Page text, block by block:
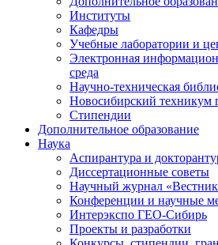
Институты
Кафедры
Учебные лаборатории и
Электронная
среда
Научно-техническая
Новосибирский техникум
Стипендии
Дополнительное образование
Наука
Аспирантура и
Диссертационные советы
Научный журнал
Конференции и научные
Интерэкспо ГЕО-Сибирь
Проекты и разработки